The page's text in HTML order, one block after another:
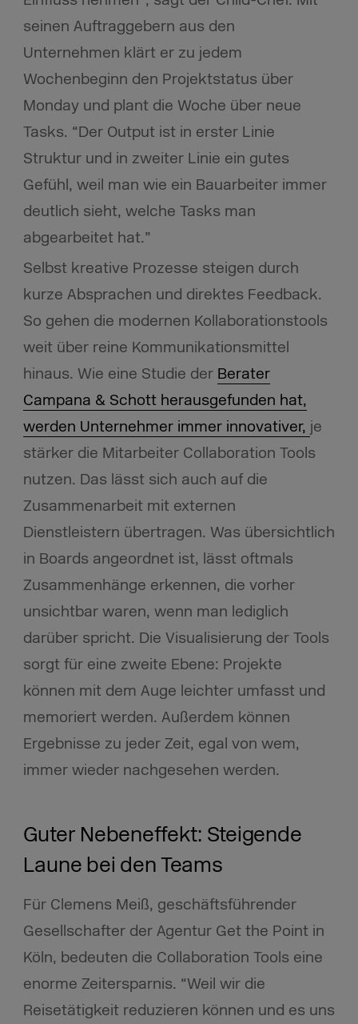
seinen Auftraggebern aus den
Unternehmen klärt er zu jedem
Wochenbeginn den Projektstatus über
Monday und plant die Woche über neue
Tasks. “Der Output ist in erster Linie
Struktur und in zweiter Linie ein gutes
Gefühl, weil man wie ein Bauarbeiter immer
deutlich sieht, welche Tasks man
abgearbeitet hat.”
Selbst kreative Prozesse steigen durch
kurze Absprachen und direktes Feedback.
So gehen die modernen Kollaborationstools
weit über reine Kommunikationsmittel
hinaus. Wie eine Studie der Berater
Campana & Schott herausgefunden hat,
werden Unternehmer immer innovativer, je
stärker die Mitarbeiter Collaboration Tools
nutzen. Das lässt sich auch auf die
Zusammenarbeit mit externen
Dienstleistern übertragen. Was übersichtlich
in Boards angeordnet ist, lässt oftmals
Zusammenhänge erkennen, die vorher
unsichtbar waren, wenn man lediglich
darüber spricht. Die Visualisierung der Tools
sorgt für eine zweite Ebene: Projekte
können mit dem Auge leichter umfasst und
memoriert werden. Außerdem können
Ergebnisse zu jeder Zeit, egal von wem,
immer wieder nachgesehen werden.
Guter Nebeneffekt: Steigende
Laune bei den Teams
Für Clemens Meiß, geschäftsführender
Gesellschafter der Agentur Get the Point in
Köln, bedeuten die Collaboration Tools eine
enorme Zeitersparnis. “Weil wir die
Reisetätigkeit reduzieren können und es uns